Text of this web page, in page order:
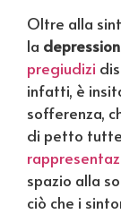
Oltre alla
la
pregiudizi
infatti, è
sofferenza,
di petto
spazio alla
ciò che i